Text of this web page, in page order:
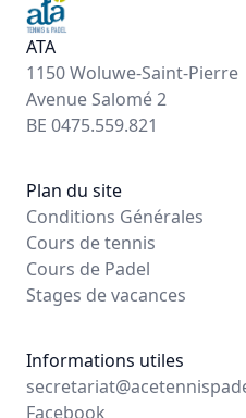
ATA
1150 Woluwe-Saint-Pierre
Avenue Salomé 2
BE 0475.559.821
Plan du site
Conditions Générales
Cours de tennis
Cours de Padel
Stages de vacances
Informations utiles
Facebook